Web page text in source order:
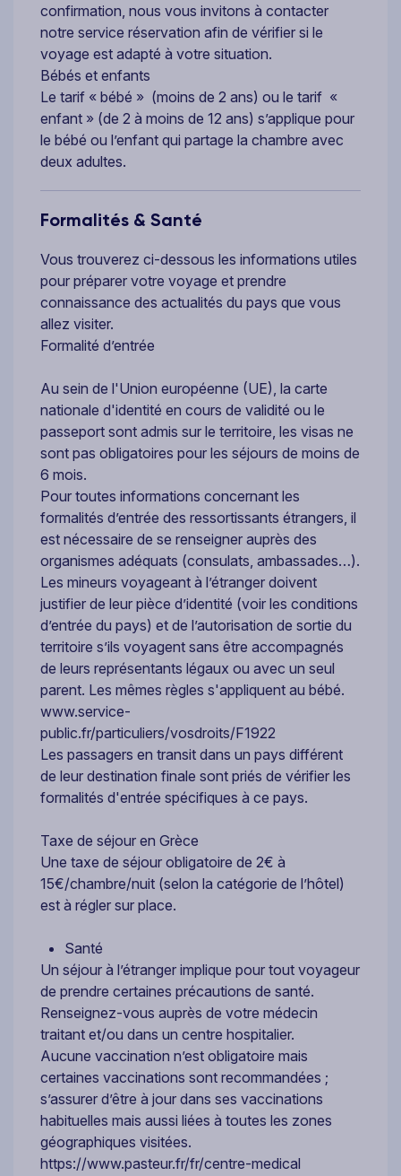
confirmation, nous vous invitons à contacter
notre service réservation afin de vérifier si le
voyage est adapté à votre situation.
Bébés et enfants
Le tarif « bébé » (moins de 2 ans) ou le tarif «
enfant » (de 2 à moins de 12 ans) s’applique pour
le bébé ou l’enfant qui partage la chambre avec
deux adultes.
Formalités & Santé
Vous trouverez ci-dessous les informations utiles
pour préparer votre voyage et prendre
connaissance des actualités du pays que vous
allez visiter.
Formalité d’entrée
Au sein de l'Union européenne (UE), la carte
nationale d'identité en cours de validité ou le
passeport sont admis sur le territoire, les visas ne
sont pas obligatoires pour les séjours de moins de
6 mois.
Pour toutes informations concernant les
formalités d’entrée des ressortissants étrangers, il
est nécessaire de se renseigner auprès des
organismes adéquats (consulats, ambassades…).
Les mineurs voyageant à l’étranger doivent
justifier de leur pièce d’identité (voir les conditions
d’entrée du pays) et de l’autorisation de sortie du
territoire s’ils voyagent sans être accompagnés
de leurs représentants légaux ou avec un seul
parent. Les mêmes règles s'appliquent au bébé.
www.service-
public.fr/particuliers/vosdroits/F1922
Les passagers en transit dans un pays différent
de leur destination finale sont priés de vérifier les
formalités d'entrée spécifiques à ce pays.
Taxe de séjour en Grèce
Une taxe de séjour obligatoire de 2€ à
15€/chambre/nuit (selon la catégorie de l’hôtel)
est à régler sur place.
Santé
Un séjour à l’étranger implique pour tout voyageur
de prendre certaines précautions de santé.
Renseignez-vous auprès de votre médecin
traitant et/ou dans un centre hospitalier.
Aucune vaccination n’est obligatoire mais
certaines vaccinations sont recommandées ;
s’assurer d’être à jour dans ses vaccinations
habituelles mais aussi liées à toutes les zones
géographiques visitées.
https://www.pasteur.fr/fr/centre-medical